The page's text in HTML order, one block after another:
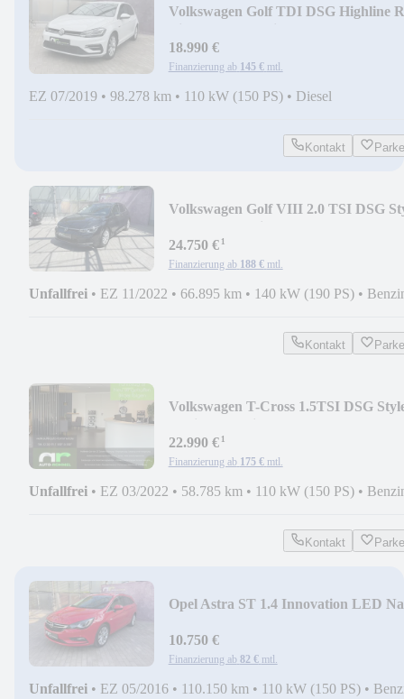
Volkswagen Golf TDI DSG Highline
18.990 €
Finanzierung ab 145 € mtl.
EZ 07/2019 • 98.278 km • 110 kW (150 PS) • Diesel
Kontakt
Volkswagen Golf VIII 2.0 TSI DSG
24.750 €¹
Finanzierung ab 188 € mtl.
Unfallfrei • EZ 11/2022 • 66.895 km • 140 kW (190 PS) •
Kontakt
Volkswagen T-Cross 1.5TSI DSG
22.990 €¹
Finanzierung ab 175 € mtl.
Unfallfrei • EZ 03/2022 • 58.785 km • 110 kW (150 PS) •
Kontakt
Opel Astra ST 1.4 Innovation LED
10.750 €
Finanzierung ab 82 € mtl.
Unfallfrei • EZ 05/2016 • 110.150 km • 110 kW (150 PS) •